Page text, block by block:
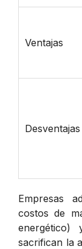
Ventajas
Desventajas
Empresas
costos de
energético)
sacrifican la